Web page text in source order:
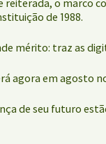
o marco
de 1988.
mérito: traz as
agora em agosto
de seu futuro